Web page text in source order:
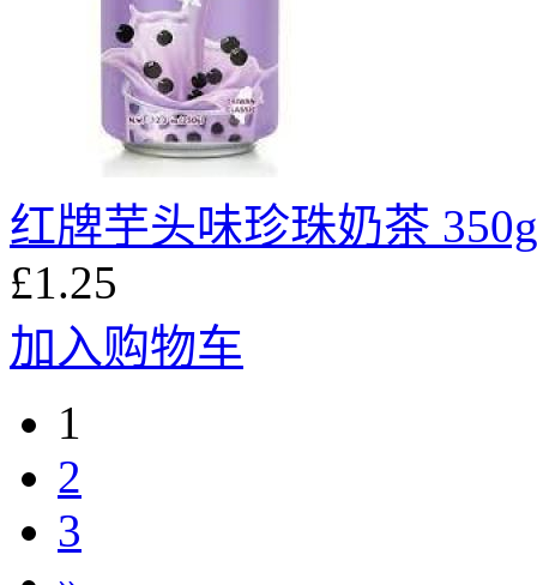
红牌芋头味珍珠奶茶 350g
£1.25
加入购物车
1
2
3